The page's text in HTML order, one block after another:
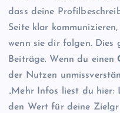
dass deine
Seite klar
wenn sie dir folgen. Dies
Beiträge. Wenn du einen
der Nutzen
„Mehr Infos liest du hier:
den Wert für deine